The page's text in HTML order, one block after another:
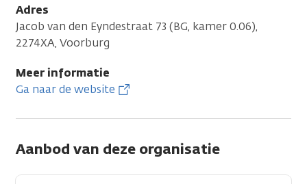
Adres
Jacob van den Eyndestraat 73 (BG, kamer 0.06),
2274XA, Voorburg
Meer informatie
Ga naar de website
Aanbod van deze organisatie